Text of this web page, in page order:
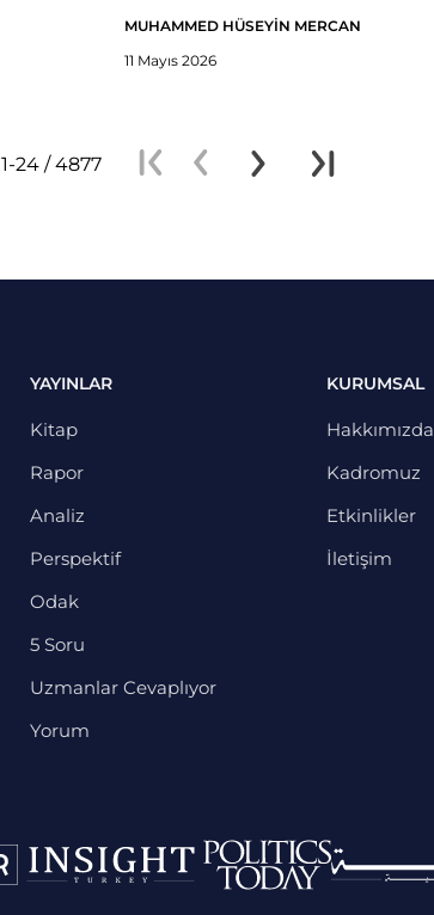
MUHAMMED HÜSEYİN MERCAN
11 Mayıs 2026
1-24 / 4877
YAYINLAR
Kitap
Rapor
Analiz
Perspektif
Odak
5 Soru
Uzmanlar Cevaplıyor
Yorum
KURUMSAL
Hakkımızda
Kadromuz
Etkinlikler
İletişim